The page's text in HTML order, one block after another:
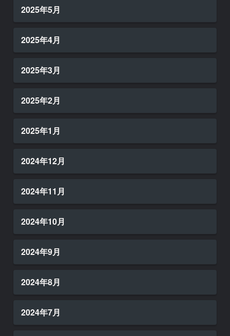
2025年5月
2025年4月
2025年3月
2025年2月
2025年1月
2024年12月
2024年11月
2024年10月
2024年9月
2024年8月
2024年7月